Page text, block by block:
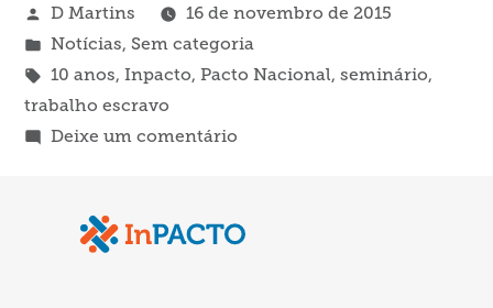
Publicado
por
D Martins
16 de novembro de 2015
Publicado
em
Notícias, Sem categoria
Tags:
10 anos, Inpacto, Pacto Nacional, seminário,
trabalho escravo
Deixe um comentárioem
do